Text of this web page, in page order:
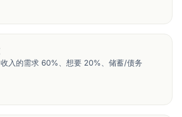
入的需求 60%、想要 20%、储蓄/债务